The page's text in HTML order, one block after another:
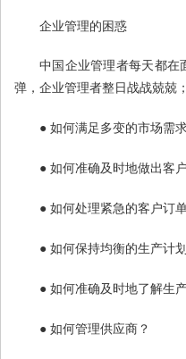
企业管理的困惑
中国企业管理者每天都在
弹，企业管理者整日战战兢兢
● 如何满足多变的市场需
● 如何准确及时地做出客
● 如何处理紧急的客户订
● 如何保持均衡的生产计
● 如何准确及时地了解生
● 如何管理供应商？